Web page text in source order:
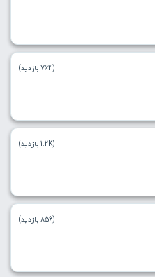
(764 بازدید)
(1.2K بازدید)
(856 بازدید)